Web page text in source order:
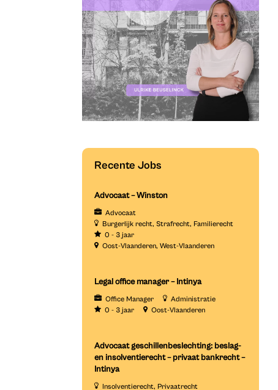
Recente Jobs
Advocaat – Winston
Advocaat
Burgerlijk recht Strafrecht Familierecht
0 - 3 jaar
Oost-Vlaanderen West-Vlaanderen
Legal office manager – Intinya
Office Manager
Administratie
0 - 3 jaar
Oost-Vlaanderen
Advocaat geschillenbeslechting: beslag-
en insolventierecht – privaat bankrecht –
Intinya
Insolventierecht Privaatrecht